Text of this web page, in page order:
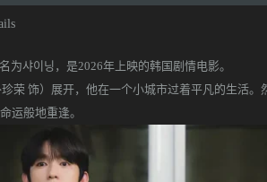
为샤이닝，是2026年上映的韩国剧情电影。
荣 饰）展开，他在一个小城市过着平凡的生活
运般地重逢。